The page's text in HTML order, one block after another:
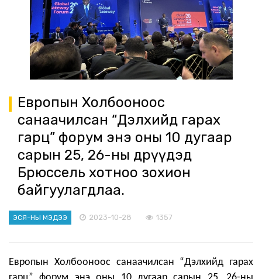
Европын Холбооноос
санаачилсан “Дэлхийд гарах
гарц” форум энэ оны 10 дугаар
сарын 25, 26-ны өдрүүдэд
Брюссель хотноо зохион
байгуулагдлаа.
ЭСЯ-НЫ МЭДЭЭ 2023-10-28 1357
Европын Холбооноос санаачилсан “Дэлхийд гарах